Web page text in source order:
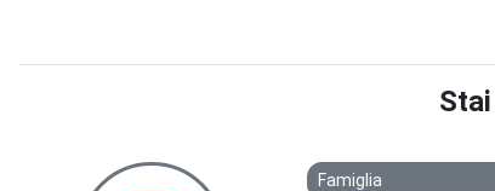
Famiglia